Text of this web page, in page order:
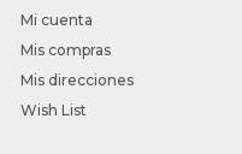
Mi cuenta
Mis compras
Mis direcciones
Wish List